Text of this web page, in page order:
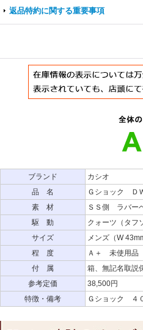
返品特約に関する重要事項
ブランド
カシオ
品 名
Ｇショック Ｄ
素 材
ＳＳ側 ラバー
駆 動
クォーツ（タフ
サイズ
メンズ（W
程 度
Ａ＋ 未使用品
付 属
箱、無記名取説
参考定価
38,500円
特徴・備考
Ｇショック ４